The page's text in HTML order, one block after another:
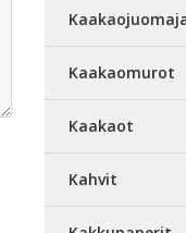
Kaakaomurot
Kaakaot
Kahvit